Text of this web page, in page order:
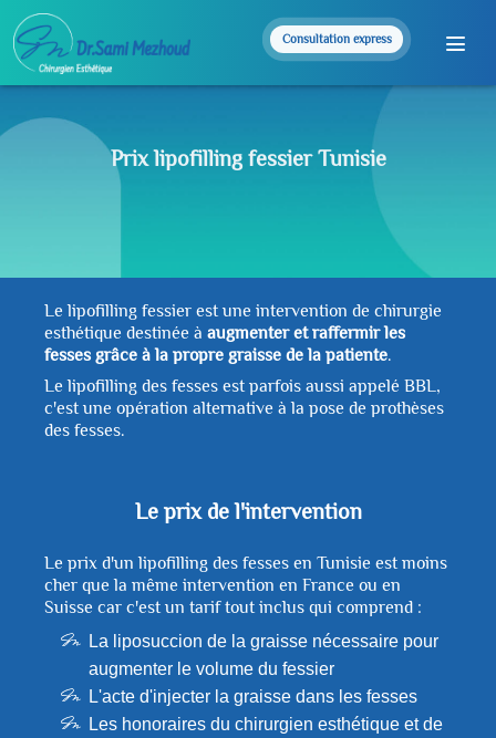
Consultation express
Prix lipofilling fessier Tunisie
Le lipofilling fessier est une intervention de chirurgie
esthétique destinée à augmenter et raffermir les
fesses grâce à la propre graisse de la patiente.
Le lipofilling des fesses est parfois aussi appelé BBL,
c'est une opération alternative à la pose de prothèses
des fesses.
Le prix de l'intervention
Le prix d'un lipofilling des fesses en Tunisie est moins
cher que la même intervention en France ou en
Suisse car c'est un tarif tout inclus qui comprend :
La liposuccion de la graisse nécessaire pour
augmenter le volume du fessier
L'acte d'injecter la graisse dans les fesses
Les honoraires du chirurgien esthétique et de